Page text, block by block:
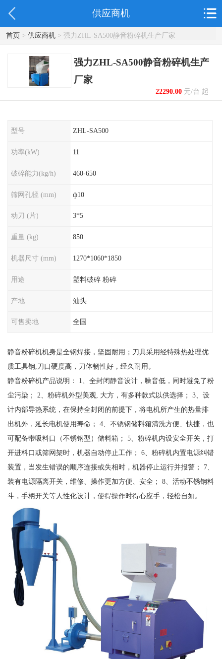
供应商机
首页> 供应商机> 强力ZHL-SA500静音粉碎机生产厂家
强力ZHL-SA500静音粉碎机生产
厂家
22290.00元/台 起
型号 ZHL-SA500
功率(kW) 11
破碎能力(kg/h) 460-650
筛网孔径 (mm) ф10
动刀 (片) 3*5
重量 (kg) 850
机器尺寸 (mm) 1270*1060*1850
用途 塑料破碎 粉碎
产地 汕头
可售卖地 全国
静音粉碎机机身是全钢焊接，坚固耐用；刀具采用经特殊热处理优
质工具钢,刀口硬度高，刀体韧性好，经久耐用。
静音粉碎机产品说明： 1、全封闭静音设计，噪音低，同时避免了粉
尘污染； 2、粉碎机外型美观, 大方，有多种款式以供选择； 3、设
计内部导热系统，在保持全封闭的前提下，将电机所产生的热量排
出机外，延长电机使用寿命； 4、不锈钢储料箱清洗方便、快捷，也
可配备带吸料口（不锈钢型）储料箱； 5、粉碎机内设安全开关，打
开进料口或筛网架时，机器自动停止工作； 6、粉碎机内置电源纠错
装置，当发生错误的顺序连接或失相时，机器停止运行并报警； 7、
装有电源隔离开关，维修、操作更加方便、安全； 8、活动不锈钢料
斗，手柄开关等人性化设计，使得操作时得心应手，轻松自如。